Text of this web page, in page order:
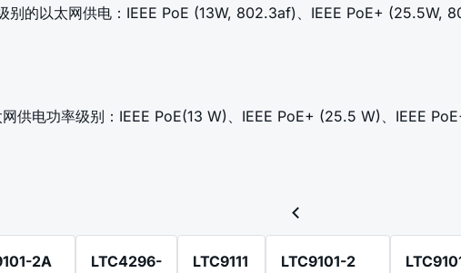
别的以太网供电：IEEE PoE (13W, 802.3af)、IEEE PoE+ (25.5W,
供电功率级别：IEEE PoE(13 W)、IEEE PoE+ (25.5 W)、IEEE
2A
LTC4296-
LTC9111 LTC9101-2